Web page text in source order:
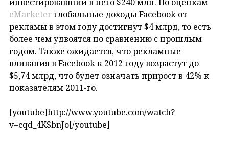
eMarketerглобальные доходы Facebook от
рекламы в этом году достигнут $4 млрд, то есть
более чем удвоятся по сравнению с прошлым
годом. Также ожидается, что рекламные
вливания в Facebook к 2012 году возрастут до
$5,74 млрд, что будет означать прирост в 42% к
показателям 2011-го.
[youtube]http://www.youtube.com/watch?
v=cqd_4KSbnJo[/youtube]